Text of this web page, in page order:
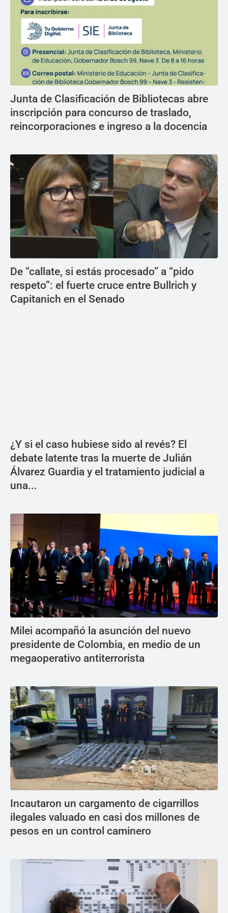
Junta de Clasificación de Bibliotecas abre
inscripción para concurso de traslado,
reincorporaciones e ingreso a la docencia
De “callate, si estás procesado” a “pido
respeto”: el fuerte cruce entre Bullrich y
Capitanich en el Senado
¿Y si el caso hubiese sido al revés? El
debate latente tras la muerte de Julián
Álvarez Guardia y el tratamiento judicial a
una...
Milei acompañó la asunción del nuevo
presidente de Colombia, en medio de un
megaoperativo antiterrorista
Incautaron un cargamento de cigarrillos
ilegales valuado en casi dos millones de
pesos en un control caminero